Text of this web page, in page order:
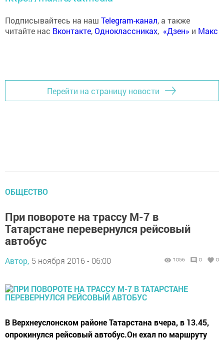
Подписывайтесь на наш Telegram-канал, а также
читайте нас Вконтакте,Одноклассниках, «Дзен» и Макс
Перейти на страницу новости
ОБЩЕСТВО
При повороте на трассу М-7 в
Татарстане перевернулся рейсовый
автобус
Автор, 5 ноября 2016 - 06:00 1056 0 0
В Верхнеуслонском районе Татарстана вчера, в 13.45,
опрокинулся рейсовый автобус.Он ехал по маршруту